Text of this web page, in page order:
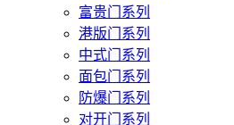
富贵门系列
港版门系列
中式门系列
面包门系列
防爆门系列
对开门系列